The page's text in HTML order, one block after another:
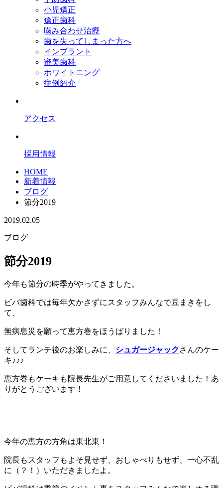
小児矯正
矯正歯科
噛み合わせ治療
歯を失ってしまった方へ
インプラント
審美歯科
ホワイトニング
症例紹介
アクセス
採用情報
HOME
新着情報
ブログ
節分2019
2019.02.05
ブログ
節分2019
今年も節分の時季がやってきました。
ビバ歯科では毎年欠かさずにスタッフみんなで豆まきをし
て、
無病息災を願って恵方巻をほうばりました！
そしてランチ後のお楽しみに、 シュガージャック さんのケー
キ♪♪♪
恵方巻もケーキも院長先生がご用意してくださいました！あ
りがとうございます！
今年の恵方の方角は東北東！
院長もスタッフもよそ見せず、おしゃべりもせず、一心不乱
に（？！）いただきましたよ。